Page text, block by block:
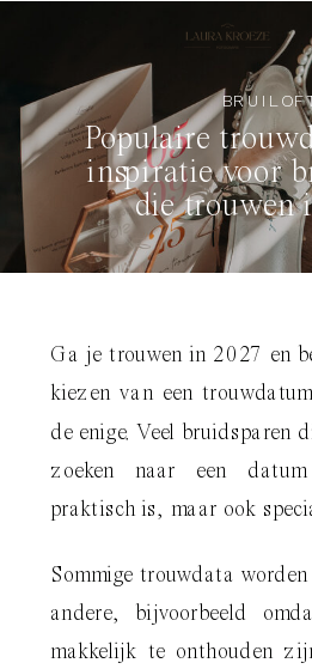
Populaire
inspiratie voor
die trouwen
Ga je trouwen in 2027 en
kiezen van een
de enige. Veel bruidsparen
zoeken naar een
praktisch is, maar ook
Sommige trouwdata
andere, bijvoorbeeld
makkelijk te onthouden